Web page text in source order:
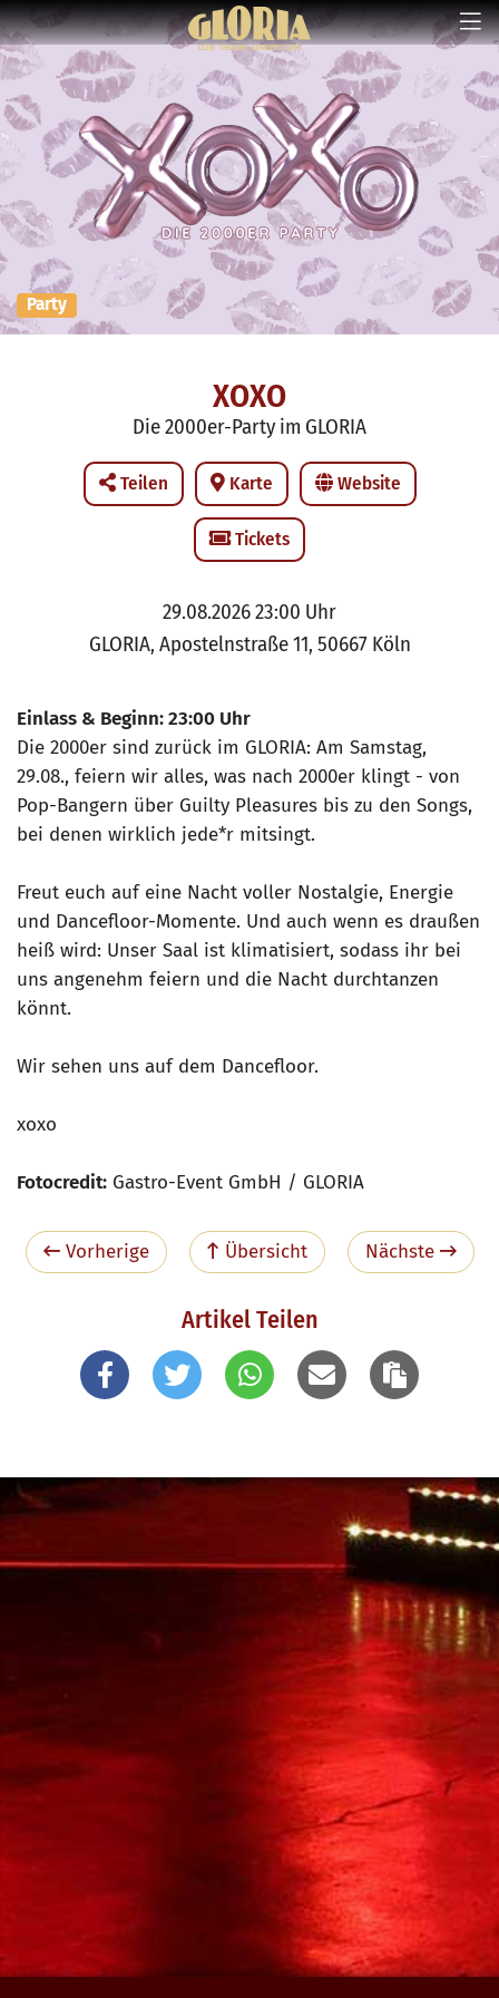
Party
XOXO
Die 2000er-Party im GLORIA
Teilen Karte Website
Tickets
29.08.2026 23:00 Uhr
GLORIA, Apostelnstraße 11, 50667 Köln
Einlass & Beginn: 23:00 Uhr
Die 2000er sind zurück im GLORIA: Am Samstag,
29.08., feiern wir alles, was nach 2000er klingt - von
Pop-Bangern über Guilty Pleasures bis zu den Songs,
bei denen wirklich jede*r mitsingt.
Freut euch auf eine Nacht voller Nostalgie, Energie
und Dancefloor-Momente. Und auch wenn es draußen
heiß wird: Unser Saal ist klimatisiert, sodass ihr bei
uns angenehm feiern und die Nacht durchtanzen
könnt.
Wir sehen uns auf dem Dancefloor.
xoxo
Fotocredit: Gastro-Event GmbH / GLORIA
Vorherige Übersicht Nächste
Artikel Teilen